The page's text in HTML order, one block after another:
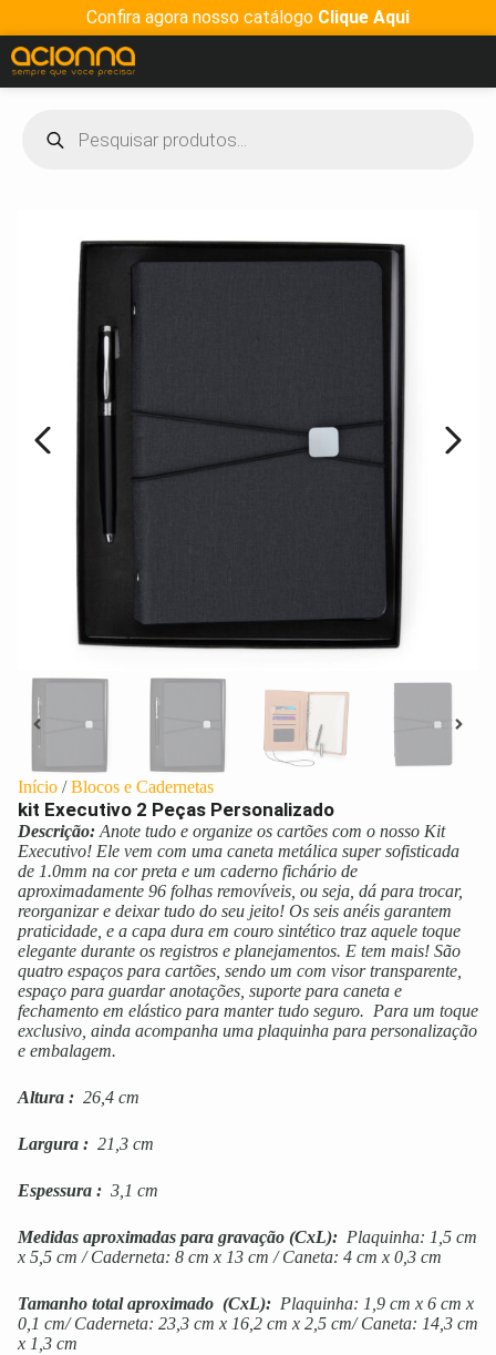
Confira agora nosso catálogo Clique Aqui
Início /Blocos e Cadernetas
kit Executivo 2 Peças Personalizado
Descrição: Anote tudo e organize os cartões com o nosso Kit
Executivo! Ele vem com uma caneta metálica super sofisticada
de 1.0mm na cor preta e um caderno fichário de
aproximadamente 96 folhas removíveis, ou seja, dá para trocar,
reorganizar e deixar tudo do seu jeito! Os seis anéis garantem
praticidade, e a capa dura em couro sintético traz aquele toque
elegante durante os registros e planejamentos. E tem mais! São
quatro espaços para cartões, sendo um com visor transparente,
espaço para guardar anotações, suporte para caneta e
fechamento em elástico para manter tudo seguro. Para um toque
exclusivo, ainda acompanha uma plaquinha para personalização
e embalagem.
Altura : 26,4 cm
Largura : 21,3 cm
Espessura : 3,1 cm
Medidas aproximadas para gravação (CxL): Plaquinha: 1,5 cm
x 5,5 cm / Caderneta: 8 cm x 13 cm / Caneta: 4 cm x 0,3 cm
Tamanho total aproximado (CxL): Plaquinha: 1,9 cm x 6 cm x
0,1 cm/ Caderneta: 23,3 cm x 16,2 cm x 2,5 cm/ Caneta: 14,3 cm
x 1,3 cm